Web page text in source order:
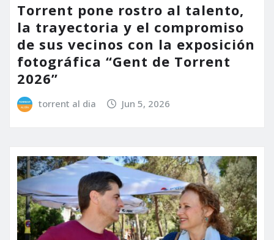
Torrent pone rostro al talento,
la trayectoria y el compromiso
de sus vecinos con la exposición
fotográfica “Gent de Torrent
2026”
torrent al dia Jun 5, 2026